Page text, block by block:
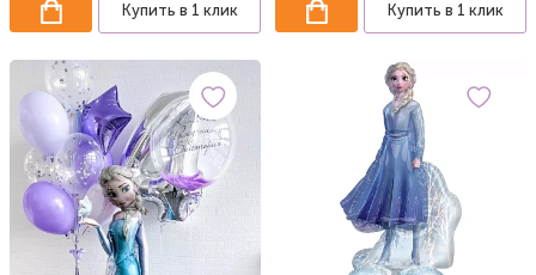
Купить в 1 клик Купить в 1 клик